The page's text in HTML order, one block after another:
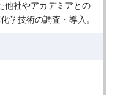
他社やアカデミアとの
学技術の調査・導入。